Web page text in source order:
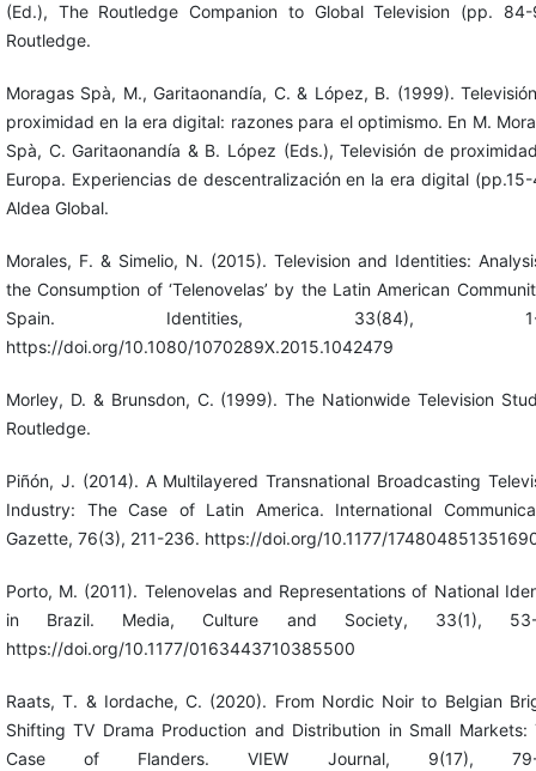
(Ed.), The Routledge Companion to Global Television (pp. 84-
Routledge.
Moragas Spà, M., Garitaonandía, C. & López, B. (1999).
proximidad en la era digital: razones para el optimismo. En M.
Spà, C. Garitaonandía & B. López (Eds.), Televisión de
Europa. Experiencias de descentralización en la era digital
Aldea Global.
Morales, F. & Simelio, N. (2015). Television and Identities:
the Consumption of ‘Telenovelas’ by the Latin American
Spain. Identities, 33(84), 1-
https://doi.org/10.1080/1070289X.2015.1042479
Morley, D. & Brunsdon, C. (1999). The Nationwide Television
Routledge.
Piñón, J. (2014). A Multilayered Transnational Broadcasting
Industry: The Case of Latin America. International
Gazette, 76(3), 211-236. https://doi.org/10.1177/
Porto, M. (2011). Telenovelas and Representations of National
in Brazil. Media, Culture and Society, 33(1), 53-
https://doi.org/10.1177/0163443710385500
Raats, T. & Iordache, C. (2020). From Nordic Noir to Belgian
Shifting TV Drama Production and Distribution in Small Markets:
Case of Flanders. VIEW Journal, 9(17), 79-